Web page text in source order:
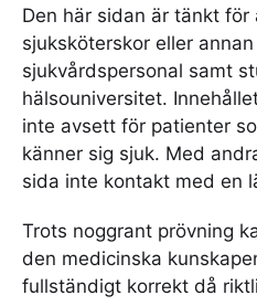
Den här sidan är tänkt
sjuksköterskor eller
sjukvårdspersonal samt
hälsouniversitet.
inte avsett för patienter
känner sig sjuk. Med
sida inte kontakt med en
Trots noggrant prövning
den medicinska
fullständigt korrekt då